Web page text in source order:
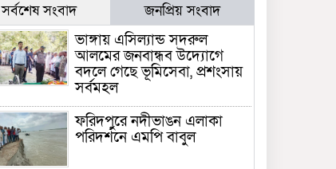
সর্বশেষ সংবাদ জনপ্রিয় সংবাদ
ভাঙ্গায় এসিল্যান্ড সদরুল
আলমের জনবান্ধব উদ্যোগে
বদলে গেছে ভূমিসেবা, প্রশংসায়
সর্বমহল
ফরিদপুরে নদীভাঙন এলাকা
পরিদর্শনে এমপি বাবুল